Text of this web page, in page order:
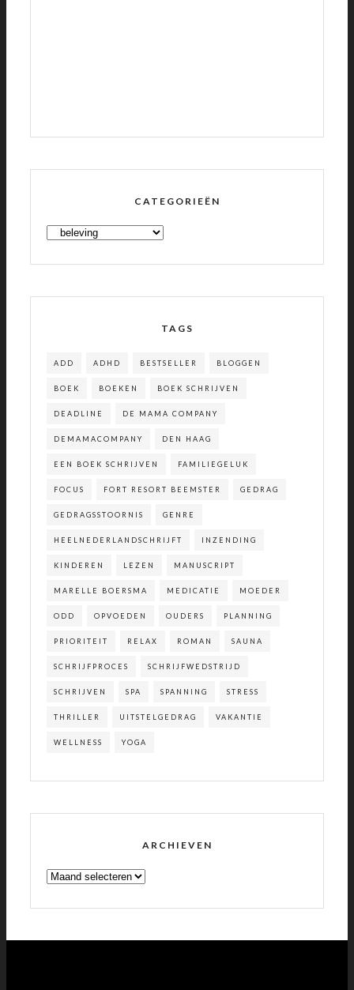
CATEGORIEËN
CATEGORIEËN
TAGS
ADD ADHD BESTSELLER BLOGGEN
BOEK BOEKEN BOEK SCHRIJVEN
DEADLINE DE MAMA COMPANY
DEMAMACOMPANY DEN HAAG
EEN BOEK SCHRIJVEN FAMILIEGELUK
FOCUS FORT RESORT BEEMSTER GEDRAG
GEDRAGSSTOORNIS GENRE
HEELNEDERLANDSCHRIJFT INZENDING
KINDEREN LEZEN MANUSCRIPT
MARELLE BOERSMA MEDICATIE MOEDER
ODD OPVOEDEN OUDERS PLANNING
PRIORITEIT RELAX ROMAN SAUNA
SCHRIJFPROCES SCHRIJFWEDSTRIJD
SCHRIJVEN SPA SPANNING STRESS
THRILLER UITSTELGEDRAG VAKANTIE
WELLNESS YOGA
ARCHIEVEN
ARCHIEVEN